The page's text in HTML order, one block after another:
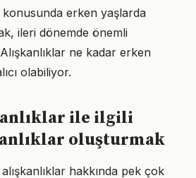
konusunda erken yaşlarda
ileri dönemde önemli
ne kadar erken
olabiliyor.
ile ilgili
oluşturmak
hakkında pek çok